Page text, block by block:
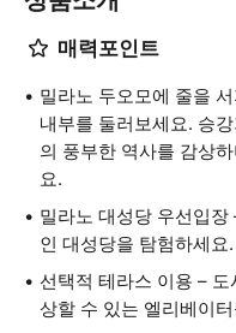
매력포인트
밀라노 두오모에 줄을
내부를 둘러보세요. 승
의 풍부한 역사를 감상
요.
밀라노 대성당 우선입
인 대성당을 탐험하세요.
선택적 테라스 이용 –
상할 수 있는 엘리베이